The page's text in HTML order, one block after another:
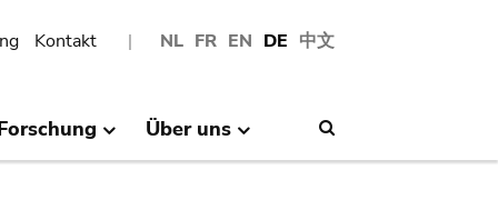
NL FR EN DE 中文
Kontakt
Über uns